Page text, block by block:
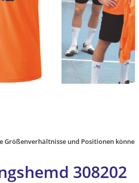
Größenverhältnisse und Positionen
308202